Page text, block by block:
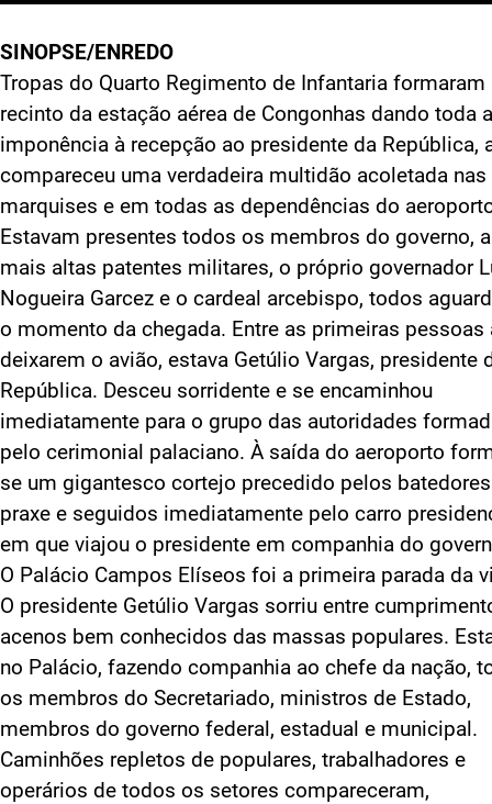
SINOPSE/ENREDO
Tropas do Quarto Regimento de Infantaria formaram
recinto da estação aérea de Congonhas dando toda a
imponência à recepção ao presidente da República,
compareceu uma verdadeira multidão acoletada nas
marquises e em todas as dependências do
Estavam presentes todos os membros do governo,
mais altas patentes militares, o próprio governador
Nogueira Garcez e o cardeal arcebispo, todos
o momento da chegada. Entre as primeiras pessoas
deixarem o avião, estava Getúlio Vargas, presidente
República. Desceu sorridente e se encaminhou
imediatamente para o grupo das autoridades
pelo cerimonial palaciano. À saída do aeroporto
se um gigantesco cortejo precedido pelos
praxe e seguidos imediatamente pelo carro
em que viajou o presidente em companhia do
O Palácio Campos Elíseos foi a primeira parada da
O presidente Getúlio Vargas sorriu entre
acenos bem conhecidos das massas populares.
no Palácio, fazendo companhia ao chefe da nação,
os membros do Secretariado, ministros de Estado,
membros do governo federal, estadual e municipal.
Caminhões repletos de populares, trabalhadores e
operários de todos os setores compareceram,